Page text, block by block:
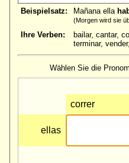
Beispielsatz: Mañana ella
(Morgen wird sie
Ihre Verben:
bailar, cantar,
terminar,
Wählen Sie die